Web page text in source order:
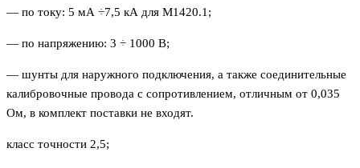
— по току: 5 мА ÷7,5 кА для М1420.1;
— по напряжению: 3 ÷ 1000 В;
— шунты для наружного подключения, а также соединительные
калибровочные провода с сопротивлением, отличным от 0,035
Ом, в комплект поставки не входят.
класс точности 2,5;